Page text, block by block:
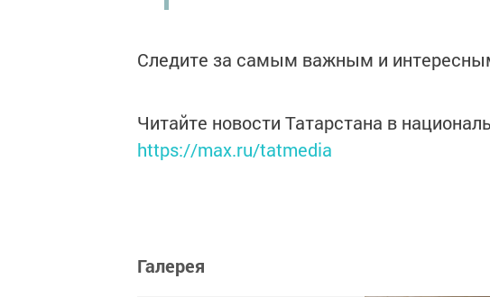
Следите за самым важным и
Читайте новости Татарстана в
https://max.ru/tatmedia
Галерея